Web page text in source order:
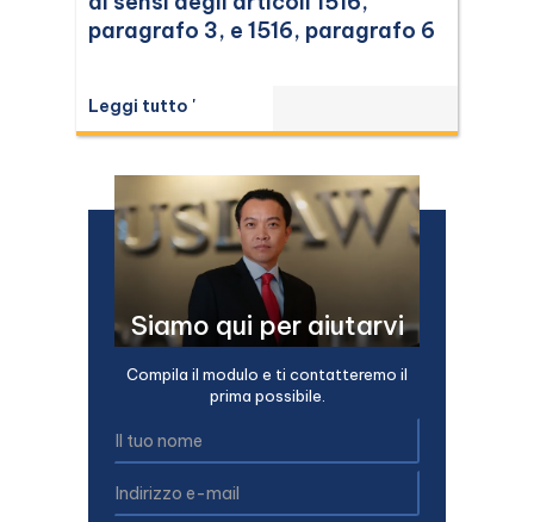
Siamo qui per aiutarvi
Compila il modulo e ti contatteremo il
prima possibile.
paragrafo 3, e 1516, paragrafo 6
Leggi tutto '